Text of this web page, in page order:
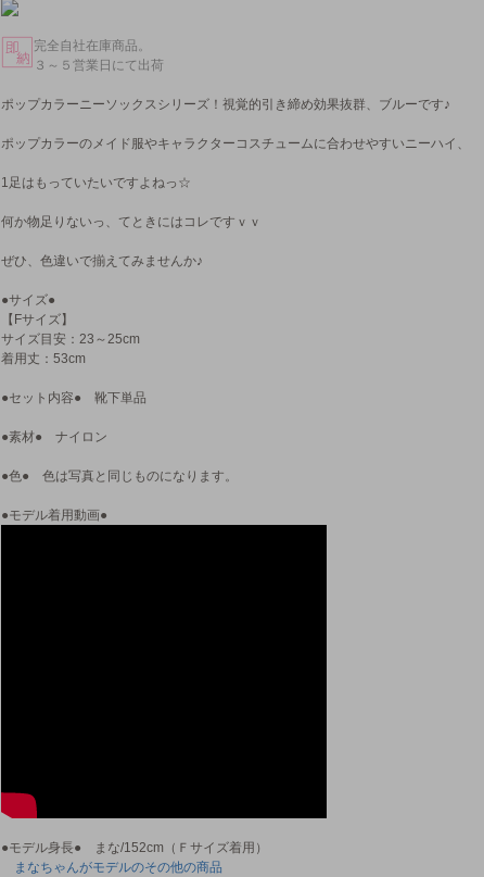
完全自社在庫商品。
３～５営業日にて出荷
ポップカラーニーソックスシリーズ！視覚的引き締め効果抜群、ブルーです♪
ポップカラーのメイド服やキャラクターコスチュームに合わせやすいニーハイ、
1足はもっていたいですよねっ☆
何か物足りないっ、てときにはコレですｖｖ
ぜひ、色違いで揃えてみませんか♪
●サイズ●
【Fサイズ】
サイズ目安：23～25cm
着用丈：53cm
●セット内容● 靴下単品
●素材● ナイロン
●色● 色は写真と同じものになります。
●モデル着用動画●
●モデル身長● まな/152cm（Ｆサイズ着用）
まなちゃんがモデルのその他の商品